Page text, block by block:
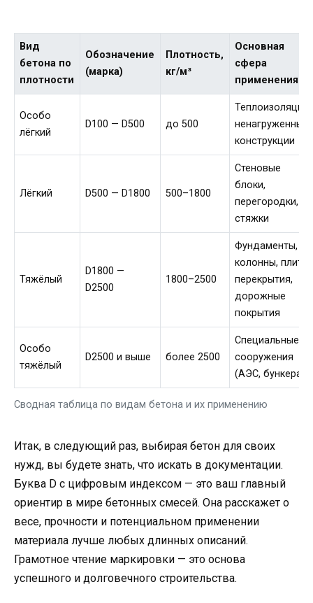
Сводная таблица по видам бетона и их применению
Вид
бетона по
плотности
Обозначение
(марка)
Плотность,
кг/м³
Основная
сфера
применения
Особо
лёгкий
D100 — D500 до 500
Теплоизоляция,
ненагруженные
конструкции
Лёгкий D500 — D1800 500–1800
Стеновые
блоки,
перегородки,
стяжки
Тяжёлый
D1800 —
D2500
1800–2500
Фундаменты,
колонны, плиты
перекрытия,
дорожные
покрытия
Особо
тяжёлый
D2500 и выше более 2500
Специальные
сооружения
(АЭС, бункера)
Итак, в следующий раз, выбирая бетон для своих
нужд, вы будете знать, что искать в документации.
Буква D с цифровым индексом — это ваш главный
ориентир в мире бетонных смесей. Она расскажет о
весе, прочности и потенциальном применении
материала лучше любых длинных описаний.
Грамотное чтение маркировки — это основа
успешного и долговечного строительства.